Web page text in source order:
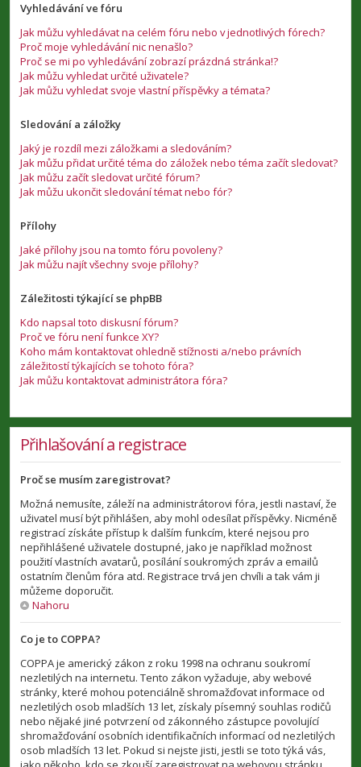
Vyhledávání ve fóru
Jak můžu vyhledávat na celém fóru nebo v jednotlivých fórech?
Proč moje vyhledávání nic nenašlo?
Proč se mi po vyhledávání zobrazí prázdná stránka!?
Jak můžu vyhledat určité uživatele?
Jak můžu vyhledat svoje vlastní příspěvky a témata?
Sledování a záložky
Jaký je rozdíl mezi záložkami a sledováním?
Jak můžu přidat určité téma do záložek nebo téma začít sledovat?
Jak můžu začít sledovat určité fórum?
Jak můžu ukončit sledování témat nebo fór?
Přílohy
Jaké přílohy jsou na tomto fóru povoleny?
Jak můžu najít všechny svoje přílohy?
Záležitosti týkající se phpBB
Kdo napsal toto diskusní fórum?
Proč ve fóru není funkce XY?
Koho mám kontaktovat ohledně stížnosti a/nebo právních
záležitostí týkajících se tohoto fóra?
Jak můžu kontaktovat administrátora fóra?
Přihlašování a registrace
Proč se musím zaregistrovat?
Možná nemusíte, záleží na administrátorovi fóra, jestli nastaví, že
uživatel musí být přihlášen, aby mohl odesílat příspěvky. Nicméně
registrací získáte přístup k dalším funkcím, které nejsou pro
nepřihlášené uživatele dostupné, jako je například možnost
použití vlastních avatarů, posílání soukromých zpráv a emailů
ostatním členům fóra atd. Registrace trvá jen chvíli a tak vám ji
můžeme doporučit.
Nahoru
Co je to COPPA?
COPPA je americký zákon z roku 1998 na ochranu soukromí
nezletilých na internetu. Tento zákon vyžaduje, aby webové
stránky, které mohou potenciálně shromažďovat informace od
nezletilých osob mladších 13 let, získaly písemný souhlas rodičů
nebo nějaké jiné potvrzení od zákonného zástupce povolující
shromažďování osobních identifikačních informací od nezletilých
osob mladších 13 let. Pokud si nejste jisti, jestli se toto týká vás,